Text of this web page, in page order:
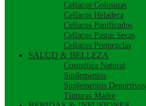
Celíacos Golosinas
Celíacos Heladera
Celíacos Panificados
Celíacos Pastas Secas
Celíacos Premezclas
SALUD & BELLEZA
Cosmética Natural
Suplementos
Suplementos Deportivos
Tinturas Madre